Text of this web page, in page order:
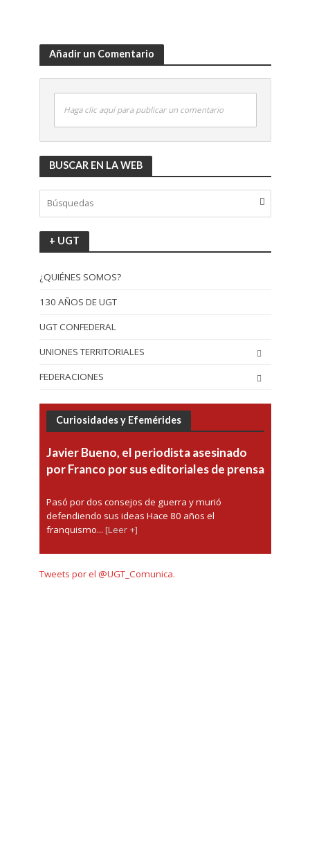
Añadir un Comentario
Haga clic aquí para publicar un comentario
BUSCAR EN LA WEB
+ UGT
¿QUIÉNES SOMOS?
130 AÑOS DE UGT
UGT CONFEDERAL
UNIONES TERRITORIALES
FEDERACIONES
Curiosidades y Efemérides
Javier Bueno, el periodista asesinado
por Franco por sus editoriales de prensa
Pasó por dos consejos de guerra y murió
defendiendo sus ideas Hace 80 años el
franquismo... [Leer +]
Tweets por el @UGT_Comunica.